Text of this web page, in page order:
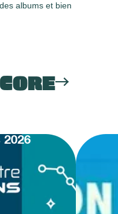
albums et bien